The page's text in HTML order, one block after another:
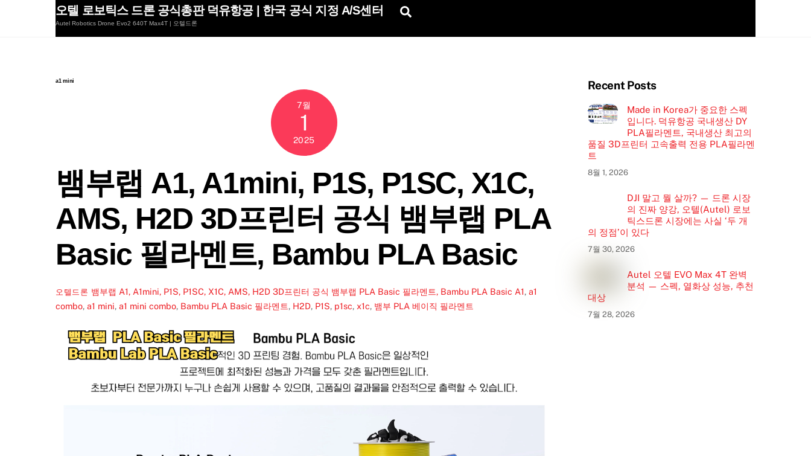
오텔 로보틱스 드론 공식총판 덕유항공 | 한국 공식 지정 A/S센터
Autel Robotics Drone Evo2 640T Max4T | 오텔드론
a1 mini
7월
1
2025
뱀부랩 A1, A1mini, P1S, P1SC, X1C,
AMS, H2D 3D프린터 공식 뱀부랩 PLA
Basic 필라멘트, Bambu PLA Basic
오텔드론 뱀부랩 A1, A1mini, P1S, P1SC, X1C, AMS, H2D 3D프린터 공식 뱀부랩 PLA Basic 필라멘트, Bambu PLA Basic A1, a1
combo, a1 mini, a1 mini combo, Bambu PLA Basic 필라멘트, H2D, P1S, p1sc, x1c, 뱀부 PLA 베이직 필라멘트
Recent Posts
Made in Korea가 중요한 스펙
입니다. 덕유항공 국내생산 DY
PLA필라멘트, 국내생산 최고의
품질 3D프린터 고속출력 전용 PLA필라멘
트
8월 1, 2026
DJI 말고 뭘 살까? — 드론 시장
의 진짜 양강, 오텔(Autel) 로보
틱스드론 시장에는 사실 ‘두 개
의 정점’이 있다
7월 30, 2026
Autel 오텔 EVO Max 4T 완벽
분석 — 스펙, 열화상 성능, 추천
대상
7월 28, 2026